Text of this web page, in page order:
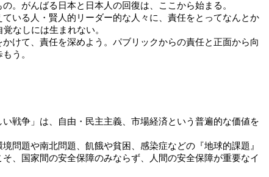
。がんばる日本と日本人の回復は、ここから始まる。
いる人・賢人的リーダー的な人々に、責任をとってなんとか
なしには生まれない。
けて、責任を深めよう。パブリックからの責任と正面から向
う。
戦争」は、自由・民主主義、市場経済という普遍的な価値を
題や南北問題、飢餓や貧困、感染症などの『地球的課題』
、国家間の安全保障のみならず、人間の安全保障が重要なイ